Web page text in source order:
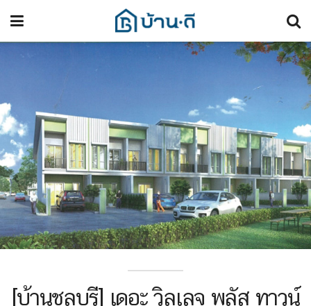
[บ้านชลบุรี] เดอะ วิลเลจ พลัส ทาวน์